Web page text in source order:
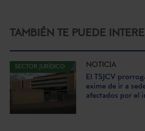
TAMBIÉN TE PUEDE
SECTOR JURÍDICO
NOTICIA
El TSJCV
exime de ir a
afectados por el